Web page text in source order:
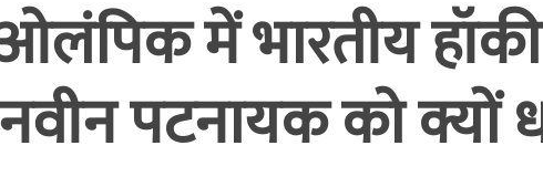
में भारतीय
पटनायक को क्यों